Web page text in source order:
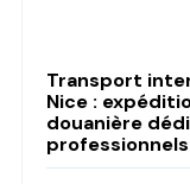
Transport
Nice :
douanière